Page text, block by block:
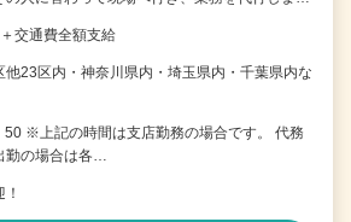
交通費全額支給
他23区内・神奈川県内・埼玉県内・千葉県内な
50 ※上記の時間は支店勤務の場合です。 代務
勤の場合は各…